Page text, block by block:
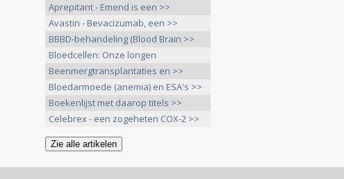
Aprepitant - Emend is een >>
Avastin - Bevacizumab, een >>
BBBD-behandeling (Blood Brain >>
Bloedcellen: Onze longen
ondersteunen >>
Beenmergtransplantaties en >>
Bloedarmoede (anemia) en ESA's >>
Boekenlijst met daarop titels >>
Celebrex - een zogeheten COX-2 >>